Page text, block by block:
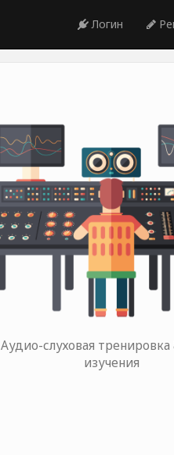
Логин
Аудио-слуховая
изучения